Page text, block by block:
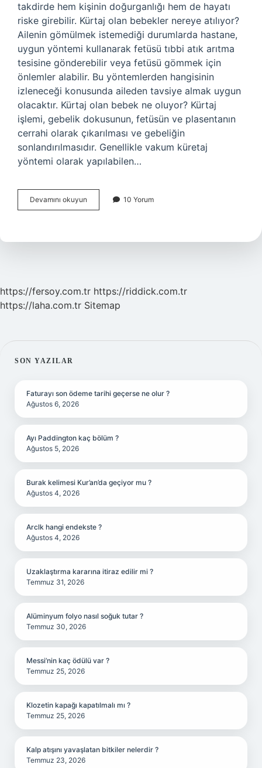
takdirde hem kişinin doğurganlığı hem de hayatı
riske girebilir. Kürtaj olan bebekler nereye atılıyor?
Ailenin gömülmek istemediği durumlarda hastane,
uygun yöntemi kullanarak fetüsü tıbbi atık arıtma
tesisine gönderebilir veya fetüsü gömmek için
önlemler alabilir. Bu yöntemlerden hangisinin
izleneceği konusunda aileden tavsiye almak uygun
olacaktır. Kürtaj olan bebek ne oluyor? Kürtaj
işlemi, gebelik dokusunun, fetüsün ve plasentanın
cerrahi olarak çıkarılması ve gebeliğin
sonlandırılmasıdır. Genellikle vakum küretaj
yöntemi olarak yapılabilen…
Devamını okuyun
Alınan
Gider
10 Yorum
https://fersoy.com.tr https://riddick.com.tr
https://laha.com.tr Sitemap
SIDEBAR
SON YAZILAR
Faturayı son ödeme tarihi geçerse ne olur ?
Ağustos 6, 2026
Ayı Paddington kaç bölüm ?
Ağustos 5, 2026
Burak kelimesi Kur’an’da geçiyor mu ?
Ağustos 4, 2026
Arclk hangi endekste ?
Ağustos 4, 2026
Uzaklaştırma kararına itiraz edilir mi ?
Temmuz 31, 2026
Alüminyum folyo nasıl soğuk tutar ?
Temmuz 30, 2026
Messi’nin kaç ödülü var ?
Temmuz 25, 2026
Klozetin kapağı kapatılmalı mı ?
Temmuz 25, 2026
Kalp atışını yavaşlatan bitkiler nelerdir ?
Temmuz 23, 2026